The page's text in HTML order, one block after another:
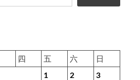
四 五 六
日
1
2
3